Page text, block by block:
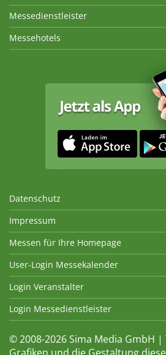
Messedienstleister
Messehotels
Datenschutz
Impressum
Messen für Ihre Homepage
User-Login Messekalender
Login Veranstalter
Login Messedienstleister
© 2008-2026 Sima Media GmbH |
Grafiken und die Gestaltung